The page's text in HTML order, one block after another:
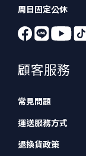
周日固定公休
顧客服務
常見問題
運送服務方式
退換貨政策